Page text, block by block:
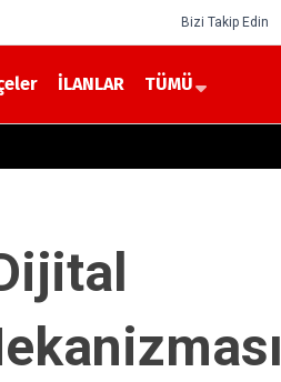
Bizi Takip Edin
İLANLAR TÜMÜ